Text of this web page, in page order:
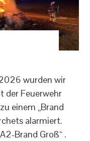
wurden wir
der Feuerwehr
einem „Brand
alarmiert.
Brand Groß“ .